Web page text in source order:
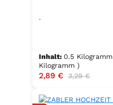
.
Inhalt: 0.5 Kilogramm
Kilogramm )
Verkaufspreis:
2,89 € Regulärer Preis:
3,29 €